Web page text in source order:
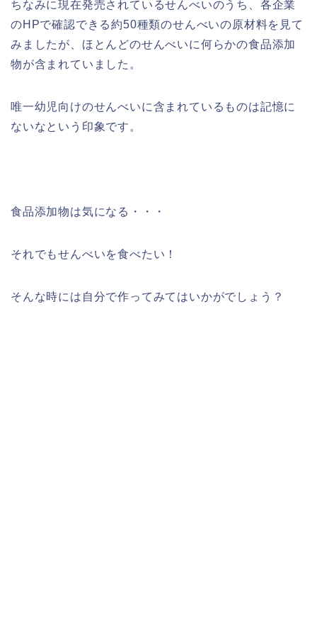
ちなみに現在発売されているせんべいのうち、各企業
のHPで確認できる約50種類のせんべいの原材料を見て
みましたが、ほとんどのせんべいに何らかの食品添加
物が含まれていました。
唯一幼児向けのせんべいに含まれているものは記憶に
ないなという印象です。
食品添加物は気になる・・・
それでもせんべいを食べたい！
そんな時には自分で作ってみてはいかがでしょう？